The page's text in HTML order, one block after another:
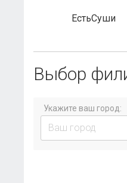
ЕстьСуши
Выбор
Укажите ваш город: